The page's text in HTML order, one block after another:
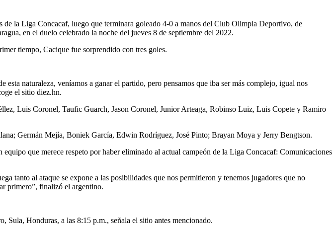
la Liga Concacaf, luego que terminara goleado 4-0 a manos del Club Olimpia Deportivo, de
en el duelo celebrado la noche del jueves 8 de septiembre del 2022.
tiempo, Cacique fue sorprendido con tres goles.
naturaleza, veníamos a ganar el partido, pero pensamos que iba ser más complejo, igual nos
el sitio diez.hn.
Luis Coronel, Taufic Guarch, Jason Coronel, Junior Arteaga, Robinso Luiz, Luis Copete y Ramiro
Germán Mejía, Boniek García, Edwin Rodríguez, José Pinto; Brayan Moya y Jerry Bengtson.
que merece respeto por haber eliminado al actual campeón de la Liga Concacaf: Comunicaciones
tanto al ataque se expone a las posibilidades que nos permitieron y tenemos jugadores que no
primero”, finalizó el argentino.
Sula, Honduras, a las 8:15 p.m., señala el sitio antes mencionado.